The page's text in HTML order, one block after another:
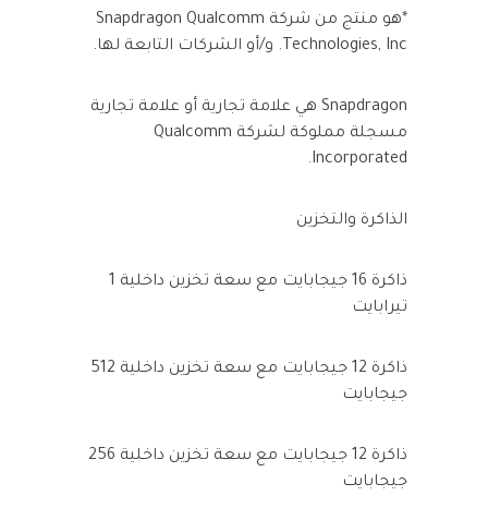
*هو منتج من شركة Snapdragon Qualcomm
Technologies, Inc. و/أو الشركات التابعة لها.
Snapdragon هي علامة تجارية أو علامة تجارية
مسجلة مملوكة لشركة Qualcomm
Incorporated.
الذاكرة والتخزين
ذاكرة 16 جيجابايت مع سعة تخزين داخلية 1
تيرابايت
ذاكرة 12 جيجابايت مع سعة تخزين داخلية 512
جيجابايت
ذاكرة 12 جيجابايت مع سعة تخزين داخلية 256
جيجابايت